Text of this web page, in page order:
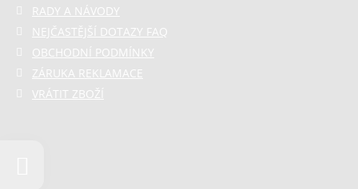
RADY A NÁVODY
NEJČASTĚJŠÍ DOTAZY FAQ
OBCHODNÍ PODMÍNKY
ZÁRUKA REKLAMACE
VRÁTIT ZBOŽÍ